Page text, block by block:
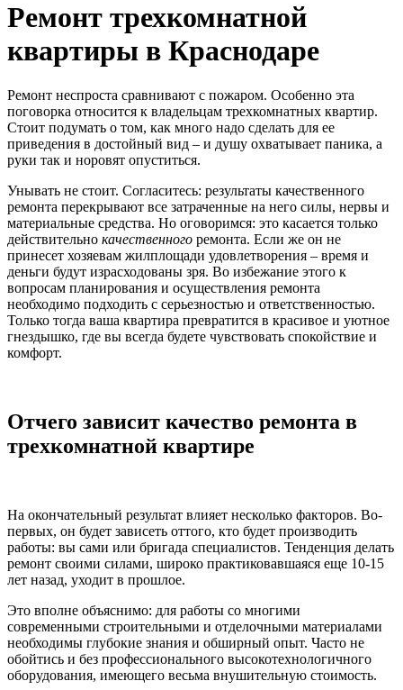
Ремонт трехкомнатной
квартиры в Краснодаре
Ремонт неспроста сравнивают с пожаром. Особенно эта
поговорка относится к владельцам трехкомнатных квартир.
Стоит подумать о том, как много надо сделать для ее
приведения в достойный вид – и душу охватывает паника, а
руки так и норовят опуститься.
Унывать не стоит. Согласитесь: результаты качественного
ремонта перекрывают все затраченные на него силы, нервы и
материальные средства. Но оговоримся: это касается только
действительно качественного ремонта. Если же он не
принесет хозяевам жилплощади удовлетворения – время и
деньги будут израсходованы зря. Во избежание этого к
вопросам планирования и осуществления ремонта
необходимо подходить с серьезностью и ответственностью.
Только тогда ваша квартира превратится в красивое и уютное
гнездышко, где вы всегда будете чувствовать спокойствие и
комфорт.
Отчего зависит качество ремонта в
трехкомнатной квартире
На окончательный результат влияет несколько факторов. Во-
первых, он будет зависеть оттого, кто будет производить
работы: вы сами или бригада специалистов. Тенденция делать
ремонт своими силами, широко практиковавшаяся еще 10-15
лет назад, уходит в прошлое.
Это вполне объяснимо: для работы со многими
современными строительными и отделочными материалами
необходимы глубокие знания и обширный опыт. Часто не
обойтись и без профессионального высокотехнологичного
оборудования, имеющего весьма внушительную стоимость.